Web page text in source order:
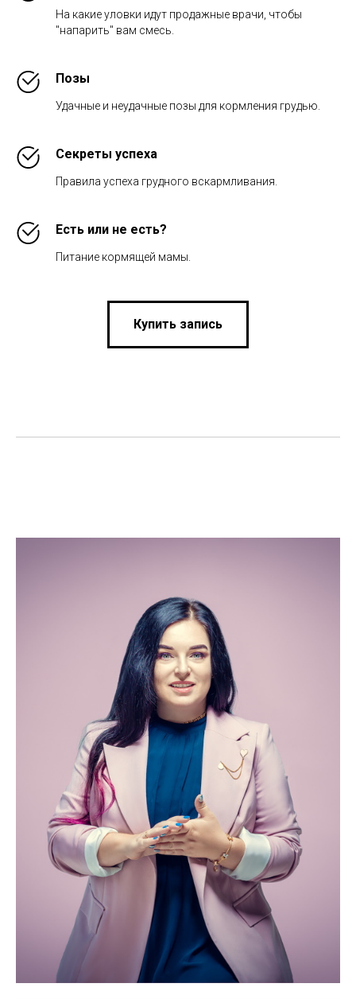
На какие уловки идут продажные врачи, чтобы
"напарить" вам смесь.
Позы
Удачные и неудачные позы для кормления грудью.
Секреты успеха
Правила успеха грудного вскармливания.
Есть или не есть?
Питание кормящей мамы.
Купить запись